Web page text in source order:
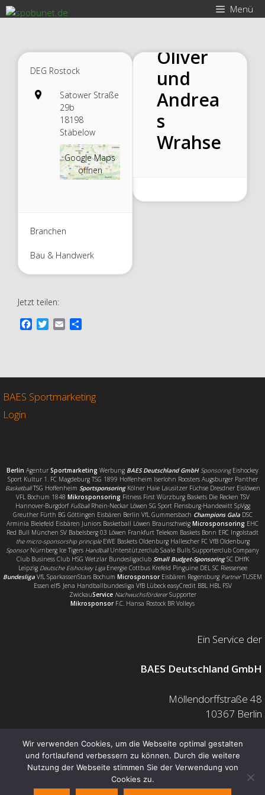
Zum
Inhalt
Menü
DEG Rostock
Satower Straße
29b
18198
Stäbelow
Google Maps
öffnen
Branchen
Bau & Handwerk
Oliver
und
Andrea
s
Wrahse
Jetzt teilen:
o
k
r
BAES Sportmarketing
Login
Berlin Agentur Sportmarketing Werbung BAES Deutschland GmbH SponsoringEishockey
Sport Kultur 1. FC Magdeburg TSG 1899 Hoffenheim Iserlohn Roosters Augsburger Panther
BasketballTSG Hoffenheim SportsponsoringKölner Haie Lausitzer Füchse Dresdner Eislöwen
VFL Bochum 1848 Mikrosponsoring Fitness First Würzburg Baskets Die Recken TSV
Hannover-Burgdorf FußballRhein-Neckar Löwen SG Sport Flensburg-Handewitt SpVgg
Greuther Fürth BG Göttingen Eisbären Berlin VfL Gummersbach Champions GalaDSC
Arminia Bielefeld Eisbären Juniors Basketball Löwen Braunschweig Microsponsoring EHC
Red Bull München SV Babelsberg 03 Löwen Frankfurt Telekom Baskets Bonn ERC Ingolstadt
the micro-sponsorship principleEWE Baskets Oldenburg Hallescher FC VfB Oldenburg
SponsorNürnberg Ice Tigers HandballUnterstützerclub Saale Bulls Supporterclub Company
Club Business Club HSG Wetzlar Bundesligaclub Small Budget-SponsoringSC DHfK
Leipzig Deutsche Eishockey LigaEnergie Cottbus Krefeld Pinguine DEL SC Riessersee
Bundesliga VfL SparkassenStars Bochum MicrosponsorEisbären Regensburg PartnerTUSEM
Essen elf5 Jena Handballbundesliga VfB Lübeck easyCredit BBL HBL FSV
ZwickauService NachwuchsfördererSupporter
MikrosponsorF.C. Hansa Rostock BR Volleys
Ein Service der
BAES Deutschland GmbH
Möllendorffstraße 48
10367 Berlin
Mail: info@baes.de
Telefon: 030 200 7378 0
Fax: 0800 880 1139 55
Wir verwenden Cookies, um die Webseite optimal gestalten
und fortlaufend verbessern zu können. Durch die weitere
Nutzung der Webseite stimmen Sie der Verwendung von
Cookies zu.